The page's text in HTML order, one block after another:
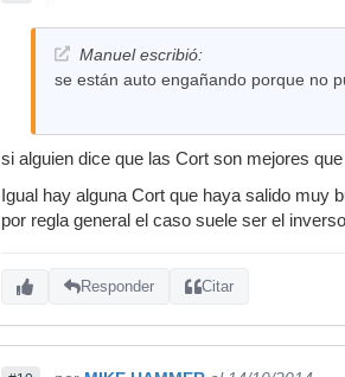
Manuel escribió:
se están auto engañando porque no
si alguien dice que las Cort son mejores
Igual hay alguna Cort que haya salido muy
por regla general el caso suele ser el
Responder Citar